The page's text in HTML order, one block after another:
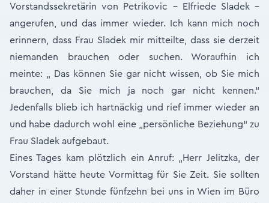
Vorstandssekretärin von Petrikovic – Elfriede Sladek –
angerufen, und das immer wieder. Ich kann mich noch
erinnern, dass Frau Sladek mir mitteilte, dass sie derzeit
niemanden brauchen oder suchen. Woraufhin ich
meinte: „ Das können Sie gar nicht wissen, ob Sie mich
brauchen, da Sie mich ja noch gar nicht kennen.“
Jedenfalls blieb ich hartnäckig und rief immer wieder an
und habe dadurch wohl eine „persönliche Beziehung“ zu
Frau Sladek aufgebaut.
Eines Tages kam plötzlich ein Anruf: „Herr Jelitzka, der
Vorstand hätte heute Vormittag für Sie Zeit. Sie sollten
daher in einer Stunde fünfzehn bei uns in Wien im Büro